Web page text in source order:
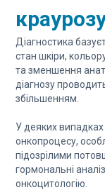
Діагностика
стан шкіри,
та зменшення
діагнозу
збільшенням.
У деяких випадках
онкопроцесу,
підозрілими
гормональні
онкоцитологію.